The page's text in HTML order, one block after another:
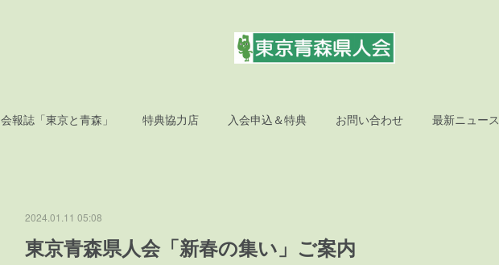
会報誌「東京と青森」 特典協力店 入会申込＆特典 お問い合わせ 最新ニュース
2024.01.11 05:08
東京青森県人会「新春の集い」ご案内